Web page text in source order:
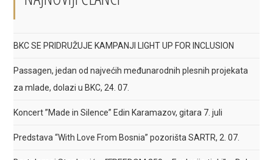
BKC SE PRIDRUŽUJE KAMPANJI LIGHT UP FOR INCLUSION
Passagen, jedan od najvećih međunarodnih plesnih projekata
za mlade, dolazi u BKC, 24. 07.
Koncert ”Made in Silence” Edin Karamazov, gitara 7. juli
Predstava “With Love From Bosnia” pozorišta SARTR, 2. 07.